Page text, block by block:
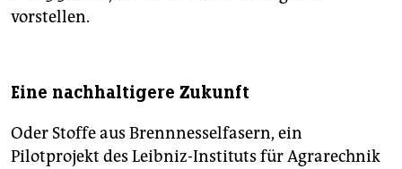
vorstellen.
Eine nachhaltigere Zukunft
Oder Stoffe aus Brennnesselfasern, ein
Pilotprojekt des Leibniz-Instituts für Agrarechnik